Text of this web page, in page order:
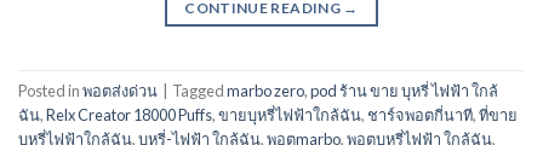
CONTINUE READING →
Posted inพอตส่งด่วน Taggedmarbo zero,pod ร้าน ขาย บุหรี่ ไฟฟ้า ใกล้
ฉัน,Relx Creator 18000 Puffs,ขายบุหรี่ไฟฟ้าใกล้ฉัน,ชาร์จพอตกี่นาที,ที่ขาย
บุหรี่ไฟฟ้าใกล้ฉัน,บุหรี่-ไฟฟ้า ใกล้ฉัน,พอตmarbo,พอตบุหรี่ไฟฟ้า ใกล้ฉัน,